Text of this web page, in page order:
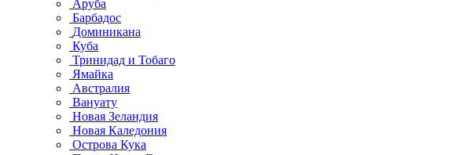
Аруба
Барбадос
Доминикана
Куба
Тринидад и Тобаго
Ямайка
Австралия
Вануату
Новая Зеландия
Новая Каледония
Острова Кука